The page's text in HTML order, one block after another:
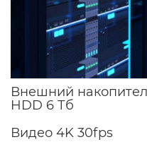
Внешний
HDD 6 Тб
Видео 4K 30fps